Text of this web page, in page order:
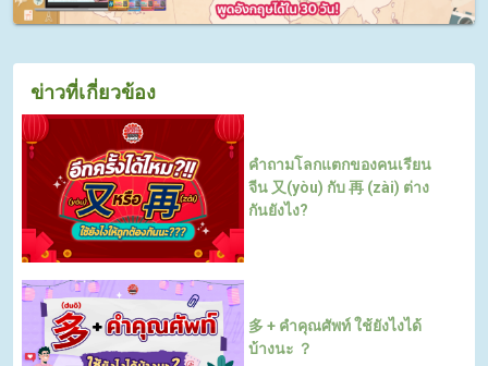
ข่าวที่เกี่ยวข้อง
คำถามโลกแตกของคนเรียน
จีน 又(yòu) กับ 再 (zài) ต่าง
กันยังไง?
多 + คำคุณศัพท์ ใช้ยังไงได้
บ้างนะ ？